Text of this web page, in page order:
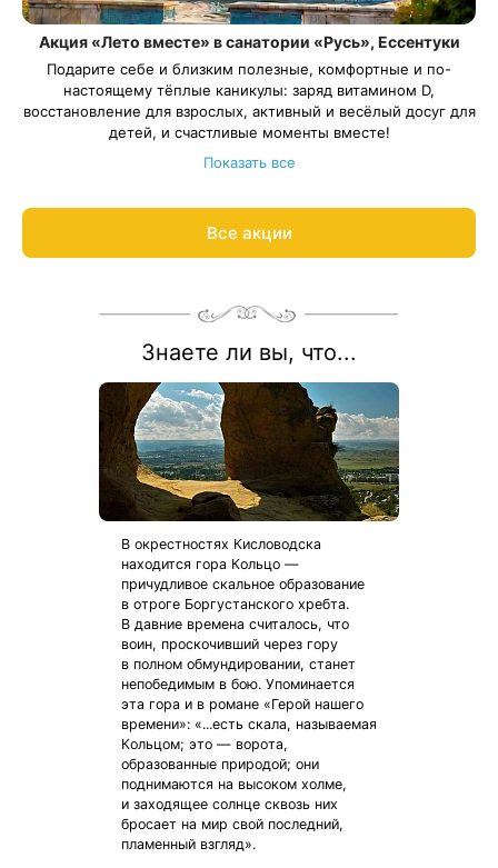
Акция «Лето вместе» в санатории «Русь», Ессентуки
Подарите себе и близким полезные, комфортные и по-
настоящему тёплые каникулы: заряд витамином D,
восстановление для взрослых, активный и весёлый досуг для
детей, и счастливые моменты вместе!
С 01 июня по 06 сентября в санатории «Русь» действует
акция на все категории номеров (кроме категории «Сьют
сентября 2026.
Рассчитаем цену со скидкой и забронируем отдых по
Показать все
Все акции
Знаете ли вы, что...
В окрестностях Кисловодска
находится гора Кольцо —
причудливое скальное образование
в отроге Боргустанского хребта.
В давние времена считалось, что
воин, проскочивший через гору
в полном обмундировании, станет
непобедимым в бою. Упоминается
эта гора и в романе «Герой нашего
времени»: «...есть скала, называемая
Кольцом; это — ворота,
образованные природой; они
поднимаются на высоком холме,
и заходящее солнце сквозь них
бросает на мир свой последний,
пламенный взгляд».